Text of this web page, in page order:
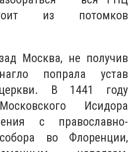
из потомков
Москва, не получив
попрала устав
церкви. В 1441 году
Исидора
с православно-
во Флоренции,